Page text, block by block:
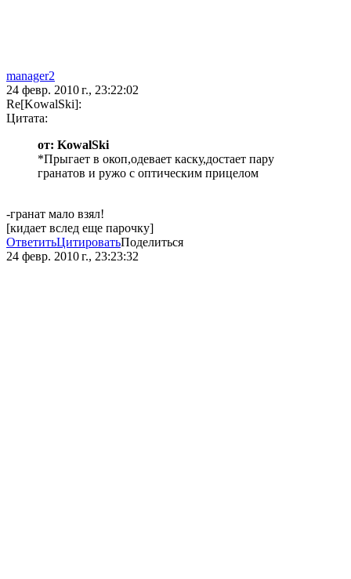
manager2
24 февр. 2010 г., 23:22:02
Re[KowalSki]:
Цитата:
от: KowalSki
*Прыгает в окоп,одевает каску,достает пару
гранатов и ружо с оптическим прицелом
-гранат мало взял!
[кидает вслед еще парочку]
ОтветитьЦитироватьПоделиться
24 февр. 2010 г., 23:23:32